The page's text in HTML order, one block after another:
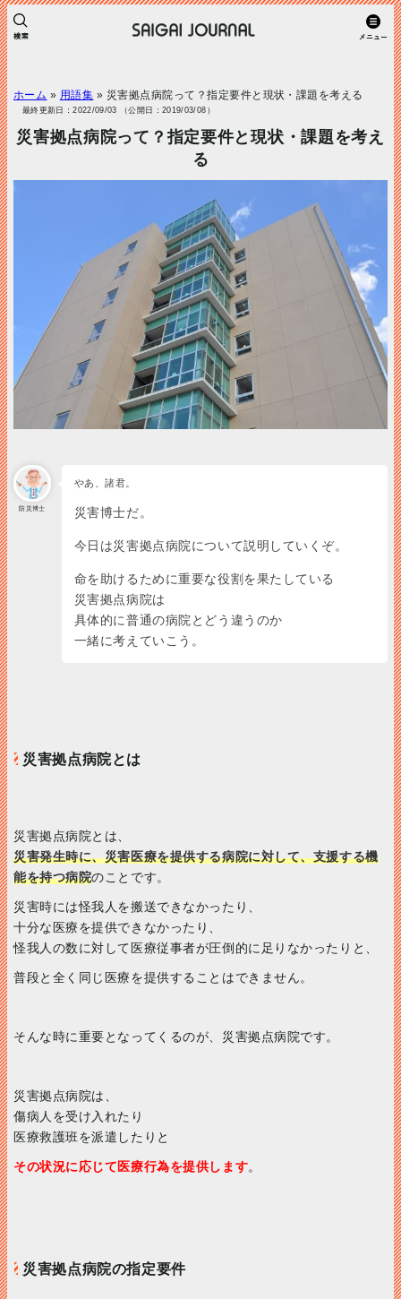
ホーム » 用語集 » 災害拠点病院って？指定要件と現状・課題を考える
最終更新日：2022/09/03 （公開日：2019/03/08）
災害拠点病院って？指定要件と現状・課題を考え
る
防災博士
やあ、諸君。
災害博士だ。
今日は災害拠点病院について説明していくぞ。
命を助けるために重要な役割を果たしている
災害拠点病院は
具体的に普通の病院とどう違うのか
一緒に考えていこう。
災害拠点病院とは
災害拠点病院とは、
災害発生時に、災害医療を提供する病院に対して、支援する機
能を持つ病院のことです。
災害時には怪我人を搬送できなかったり、
十分な医療を提供できなかったり、
怪我人の数に対して医療従事者が圧倒的に足りなかったりと、
普段と全く同じ医療を提供することはできません。
そんな時に重要となってくるのが、災害拠点病院です。
災害拠点病院は、
傷病人を受け入れたり
医療救護班を派遣したりと
その状況に応じて医療行為を提供します。
災害拠点病院の指定要件